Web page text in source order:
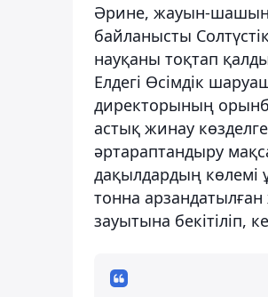
Әрине, жауын-шашын
байланысты
науқаны тоқтап
Елдегі Өсімдік
директорының
астық жинау
әртараптандыру
дақылдардың көлемі
тонна арзандатылған
зауытына бекітіліп,